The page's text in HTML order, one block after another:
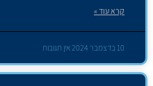
קרא עוד »
10 בדצמבר 2024 אין תגובות